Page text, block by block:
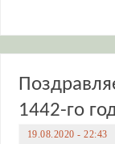
1442-го
19.08.2020 - 22:43